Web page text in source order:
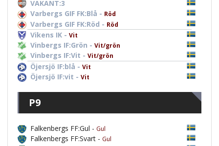
VAKANT:3
Varbergs GIF FK:Blå - Röd
Varbergs GIF FK:Röd - Röd
Vikens IK - Vit
Vinbergs IF:Grön - Vit/grön
Vinbergs IF:Vit - Vit/grön
Öjersjö IF:blå - Vit
Öjersjö IF:vit - Vit
P9
Falkenbergs FF:Gul - Gul
Falkenbergs FF:Svart - Gul